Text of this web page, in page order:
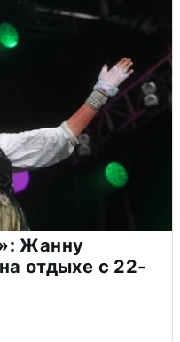
Жанну
отдыхе с 22-